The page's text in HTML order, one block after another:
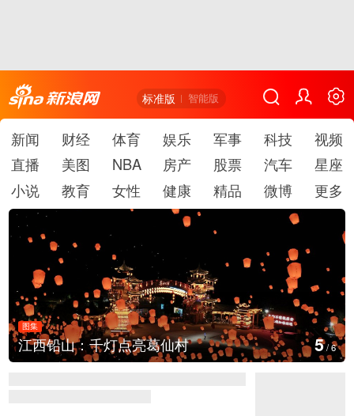
标准版 智能版
新闻 财经 体育 娱乐 军事 科技
视频
直播
美图 NBA 房产 股票 汽车
星座
小说
教育 女性 健康 精品 微博 更多
图集
上海：七彩稻田画迎最佳观赏期 6/6